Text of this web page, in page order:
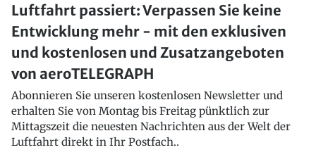
Luftfahrt passiert: Verpassen Sie keine
Entwicklung mehr - mit den exklusiven
und kostenlosen und Zusatzangeboten
von aeroTELEGRAPH
Abonnieren Sie unseren kostenlosen Newsletter und
erhalten Sie von Montag bis Freitag pünktlich zur
Mittagszeit die neuesten Nachrichten aus der Welt der
Luftfahrt direkt in Ihr Postfach..